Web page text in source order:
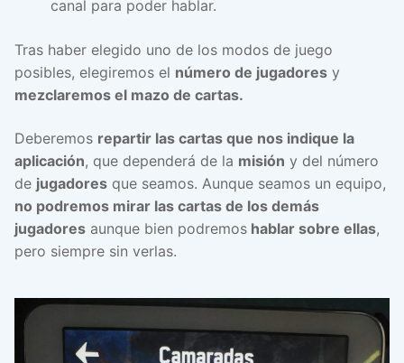
canal para poder hablar.
Tras haber elegido uno de los modos de juego
posibles, elegiremos el número de jugadores y
mezclaremos el mazo de cartas.
Deberemos repartir las cartas que nos indique la
aplicación, que dependerá de la misión y del número
de jugadores que seamos. Aunque seamos un equipo,
no podremos mirar las cartas de los demás
jugadores aunque bien podremos hablar sobre ellas,
pero siempre sin verlas.